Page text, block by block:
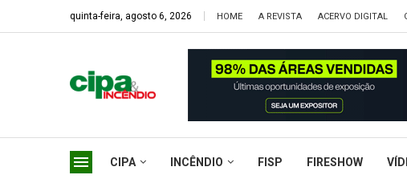
quinta-feira, agosto 6, 2026 HOME A REVISTA ACERVO DIGITAL
CIPA INCÊNDIO FISP FIRESHOW